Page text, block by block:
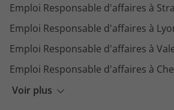
Voir plus
Emploi Responsable d'affaires à
Emploi Responsable d'affaires à
Emploi Responsable d'affaires à
Emploi Responsable d'affaires à Metz